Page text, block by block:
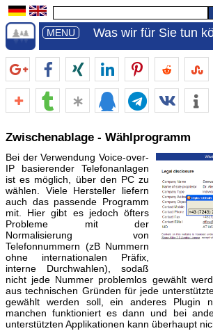
MENU Was wir für Sie tun
Zwischenablage - Wählprogramm
Bei der Verwendung Voice-over-
IP basierender Telefonanlagen
ist es möglich, über den PC zu
wählen. Viele Hersteller liefern
auch das passende Programm
mit. Hier gibt es jedoch öfters
Probleme mit der
Normalisierung von
Telefonnummern (zB Nummern
ohne internationalen Präfix,
interne Durchwahlen), sodaß
nicht jede Nummer problemlos gewählt
aus technischen Gründen für jede
gewählt werden soll, ein anderes Plugin
manchen funktioniert es dann und bei
unterstützten Applikationen kann überhaupt